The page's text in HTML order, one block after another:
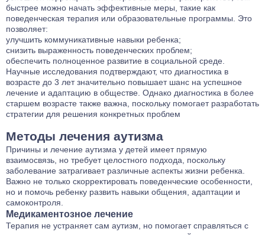
быстрее можно начать эффективные меры, такие как
поведенческая терапия или образовательные программы. Это
позволяет:
улучшить коммуникативные навыки ребенка;
снизить выраженность поведенческих проблем;
обеспечить полноценное развитие в социальной среде.
Научные исследования подтверждают, что диагностика в
возрасте до 3 лет значительно повышает шанс на успешное
лечение и адаптацию в обществе. Однако диагностика в более
старшем возрасте также важна, поскольку помогает разработать
стратегии для решения конкретных проблем
Методы лечения аутизма
Причины и лечение аутизма у детей имеет прямую
взаимосвязь, но требует целостного подхода, поскольку
заболевание затрагивает различные аспекты жизни ребенка.
Важно не только скорректировать поведенческие особенности,
но и помочь ребенку развить навыки общения, адаптации и
самоконтроля.
Медикаментозное лечение
Терапия не устраняет сам аутизм, но помогает справляться с